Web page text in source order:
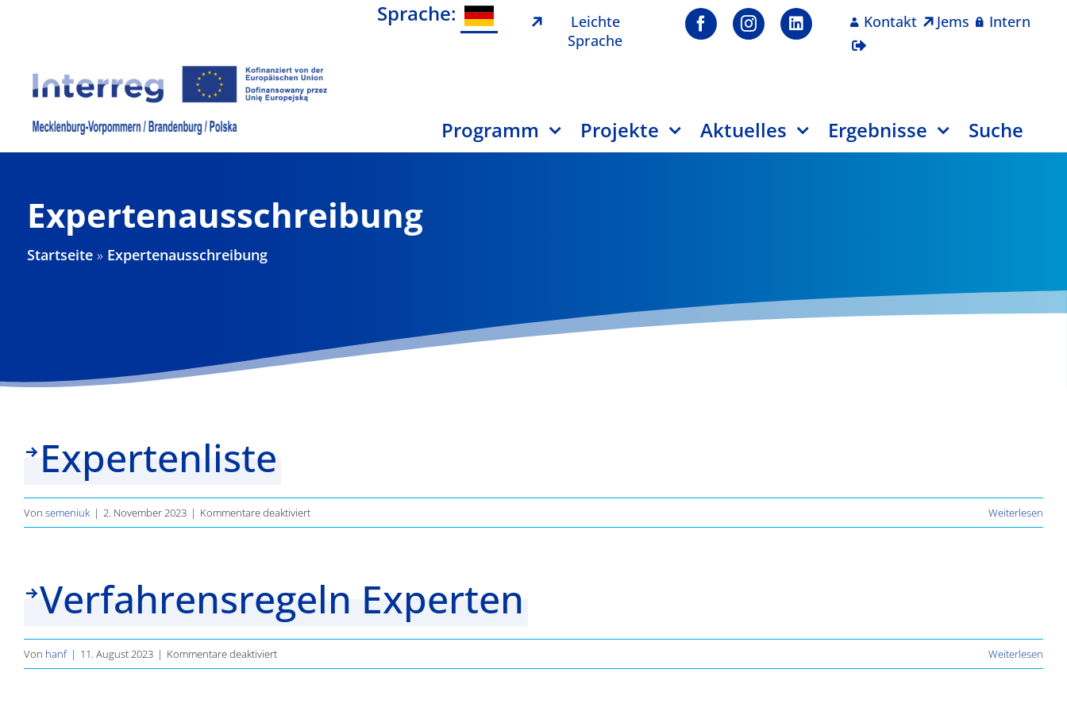
Sprache:
Leichte
Sprache
Kontakt Jems Intern
Programm Projekte Aktuelles Ergebnisse Suche
Expertenausschreibung
Startseite » Expertenausschreibung
Expertenliste
Von semeniuk | 2. November 2023 | Kommentare deaktiviertfür
Expertenliste
Weiterlesen
Verfahrensregeln Experten
Von hanf | 11. August 2023 | Kommentare deaktiviertfür
Verfahrensregeln
Weiterlesen